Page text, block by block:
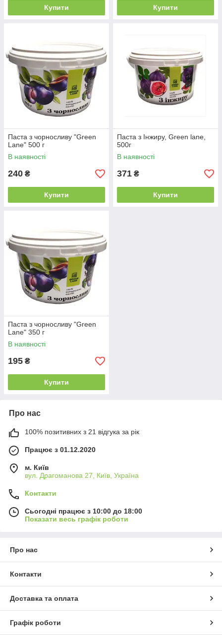
Купити Купити
Паста з чорносливу "Green
Lane" 500 г
В наявності
240 ₴
Купити
Паста з Інжиру, Green lane,
500г
В наявності
371 ₴
Купити
Паста з чорносливу "Green
Lane" 350 г
В наявності
195 ₴
Купити
Про нас
100% позитивних з 21 відгука за рік
Працює з 01.12.2020
м. Київ
вул. Драгоманова 27, Київ, Україна
Контакти
Сьогодні працює з 10:00 до 18:00
Показати весь графік роботи
Про нас
Контакти
Доставка та оплата
Графік роботи